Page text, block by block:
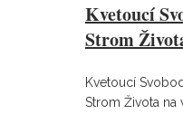
Kvetoucí
Strom
Kvetoucí
Strom Života na